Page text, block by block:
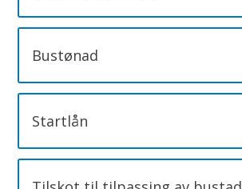
e
Bustønad
Startlån